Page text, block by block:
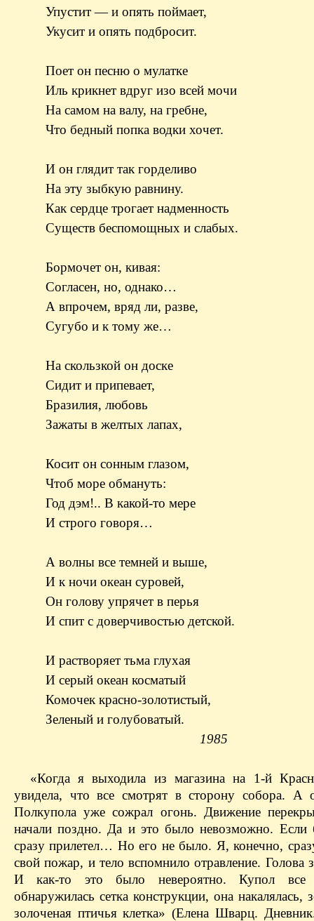
Упустит — и опять поймает,
Укусит и опять подбросит.
Поет он песню о мулатке
Иль крикнет вдруг изо всей мочи
На самом на валу, на гребне,
Что бедный попка водки хочет.
И он глядит так горделиво
На эту зыбкую равнину.
Как сердце трогает надменность
Существ беспомощных и слабых.
Бормочет он, кивая:
Согласен, но, однако…
А впрочем, вряд ли, разве,
Сугубо и к тому же…
На скользкой он доске
Сидит и припевает,
Бразилия, любовь
Зажаты в желтых лапах,
Косит он сонным глазом,
Чтоб море обмануть:
Год дэм!.. В какой-то мере
И строго говоря…
А волны все темней и выше,
И к ночи океан суровей,
Он голову упрячет в перья
И спит с доверчивостью детской.
И растворяет тьма глухая
И серый океан косматый
Комочек красно-золотистый,
Зеленый и голубоватый.
1985
«Когда я выходила из магазина на 1-й
увидела, что все смотрят в сторону собора. А
Полкупола уже сожрал огонь. Движение
начали поздно. Да и это было невозможно. Если
сразу прилетел… Но его не было. Я, конечно,
свой пожар, и тело вспомнило отравление. Голова
И как-то это было невероятно. Купол все
обнаружилась сетка конструкции, она накалялась,
золоченая птичья клетка» (Елена Шварц.